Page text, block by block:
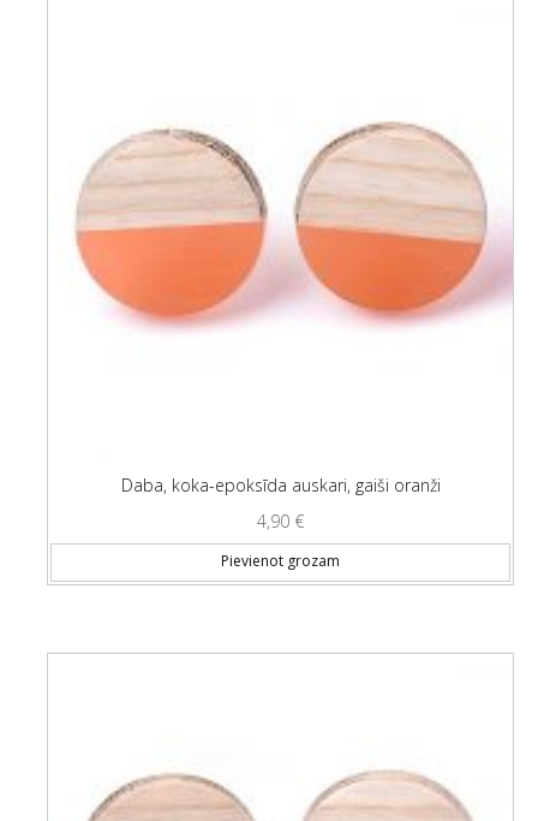
Daba, koka-epoksīda auskari, gaiši oranži
4,90 €
Pievienot grozam